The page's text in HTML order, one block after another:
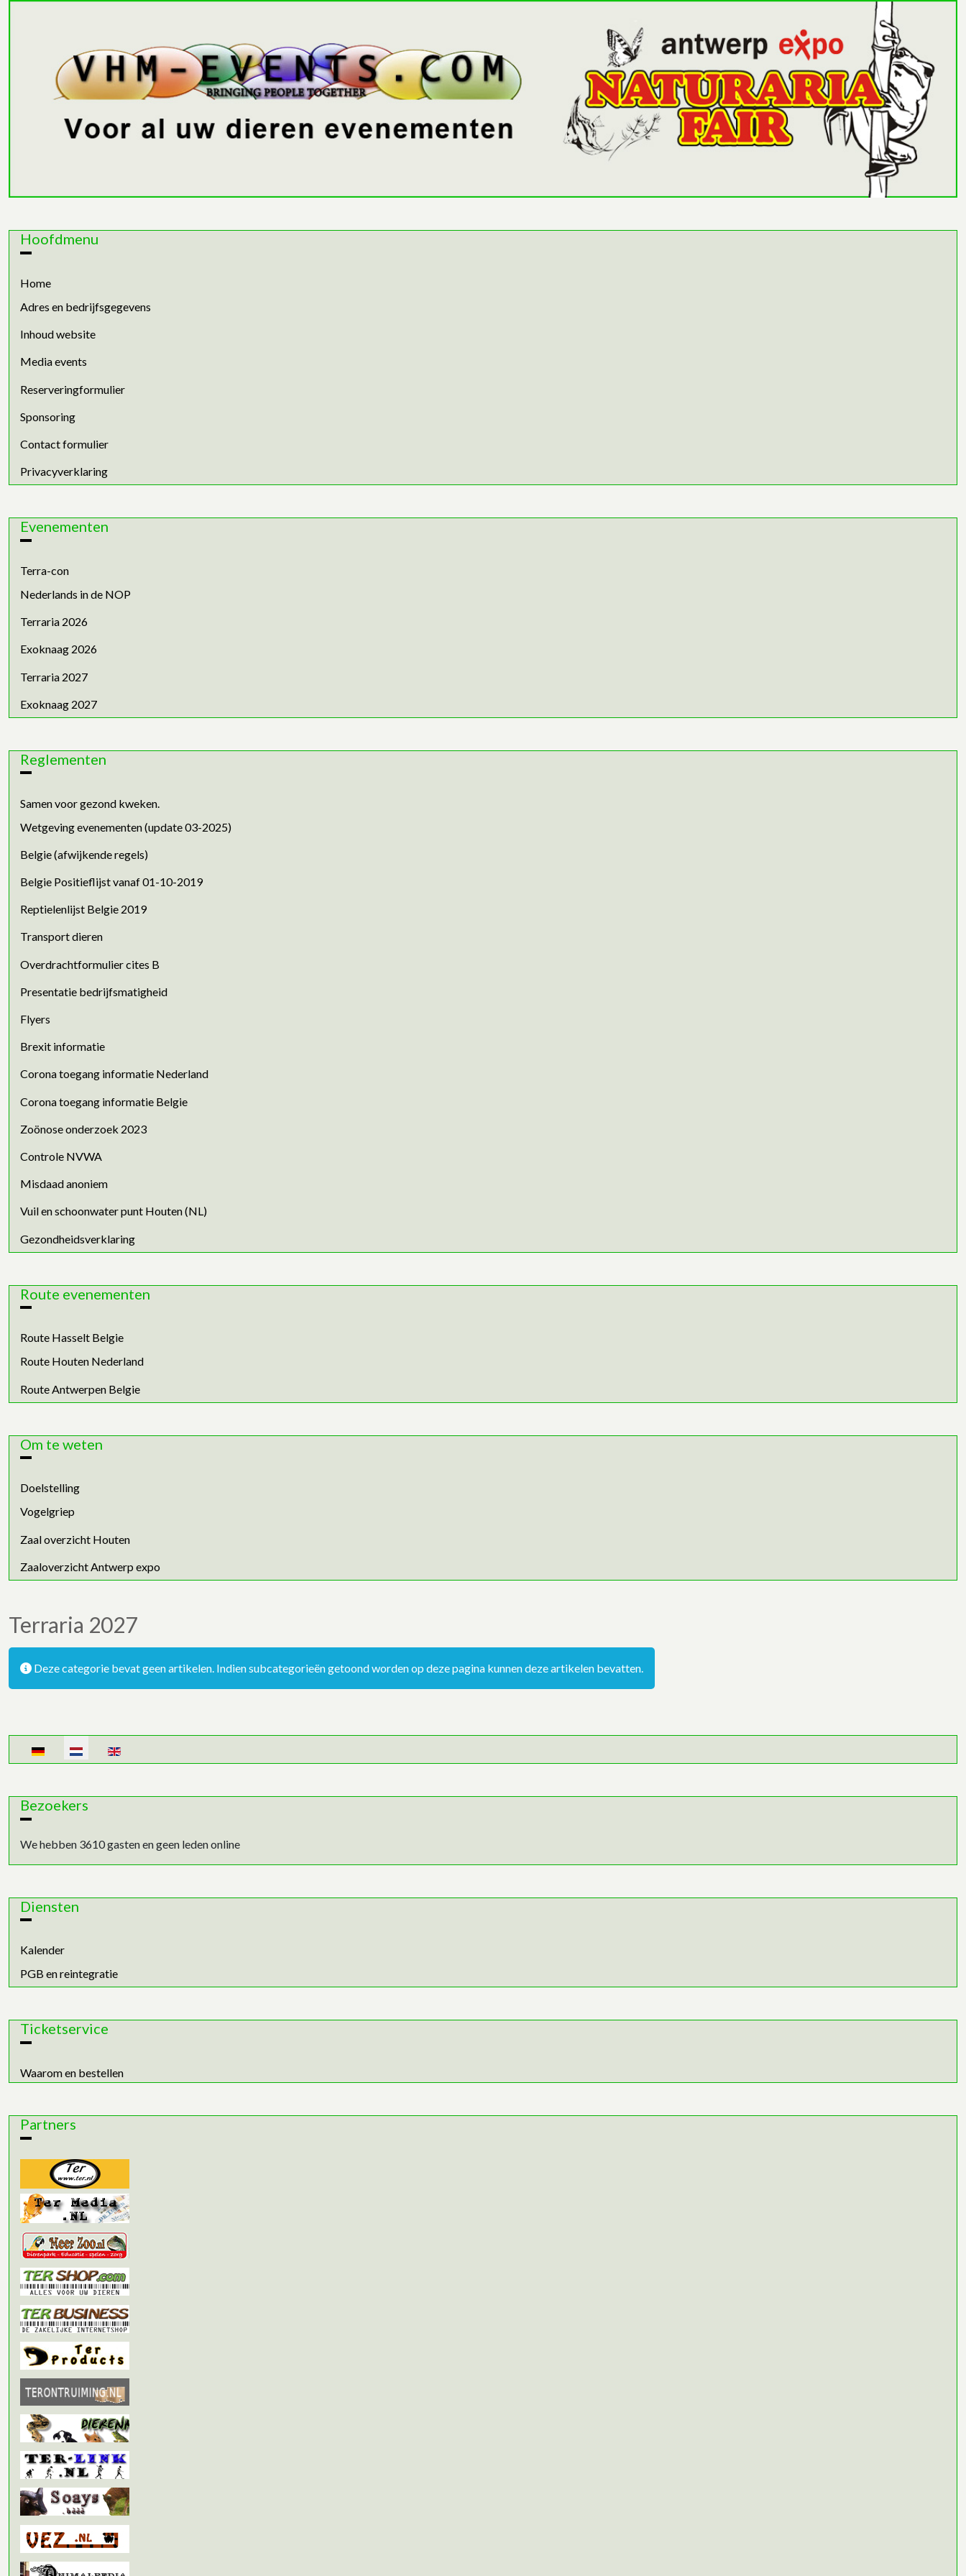
Hoofdmenu
Home
Adres en bedrijfsgegevens
Inhoud website
Media events
Reserveringformulier
Sponsoring
Contact formulier
Privacyverklaring
Evenementen
Terra-con
Nederlands in de NOP
Terraria 2026
Exoknaag 2026
Terraria 2027
Exoknaag 2027
Reglementen
Samen voor gezond kweken.
Wetgeving evenementen (update 03-2025)
Belgie (afwijkende regels)
Belgie Positieflijst vanaf 01-10-2019
Reptielenlijst Belgie 2019
Transport dieren
Overdrachtformulier cites B
Presentatie bedrijfsmatigheid
Flyers
Brexit informatie
Corona toegang informatie Nederland
Corona toegang informatie Belgie
Zoönose onderzoek 2023
Controle NVWA
Misdaad anoniem
Vuil en schoonwater punt Houten (NL)
Gezondheidsverklaring
Route evenementen
Route Hasselt Belgie
Route Houten Nederland
Route Antwerpen Belgie
Om te weten
Doelstelling
Vogelgriep
Zaal overzicht Houten
Zaaloverzicht Antwerp expo
Terraria 2027
Informatie
Deze categorie bevat geen artikelen. Indien subcategorieën getoond worden op deze pagina kunnen deze artikelen bevatten.
Selecteer de taal
Bezoekers
We hebben 3610 gasten en geen leden online
Diensten
Kalender
PGB en reintegratie
Ticketservice
Waarom en bestellen
Partners